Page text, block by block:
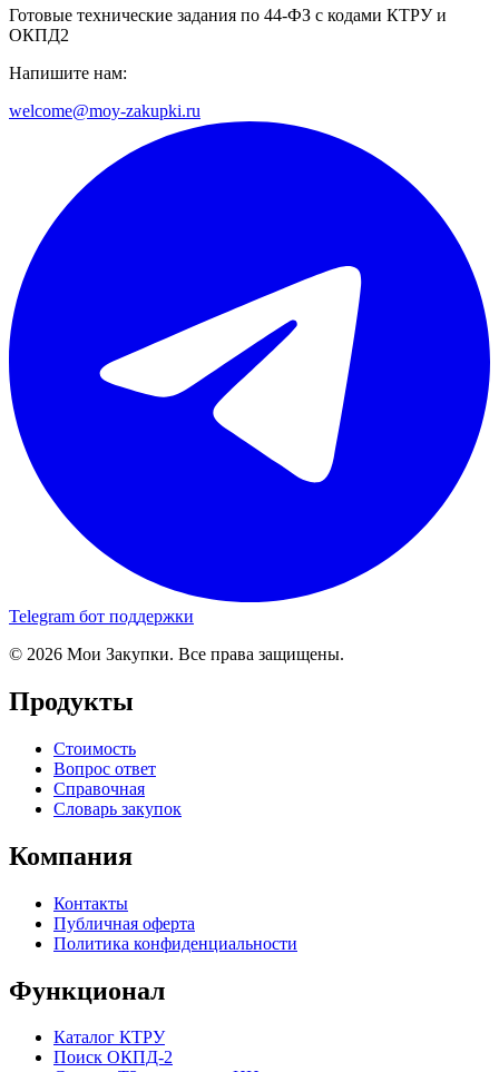
Готовые технические задания по 44-ФЗ с кодами КТРУ и
ОКПД2
Напишите нам:
welcome@moy-zakupki.ru
Telegram бот поддержки
© 2026 Мои Закупки. Все права защищены.
Продукты
Стоимость
Вопрос ответ
Справочная
Словарь закупок
Компания
Контакты
Публичная оферта
Политика конфиденциальности
Функционал
Каталог КТРУ
Поиск ОКПД-2